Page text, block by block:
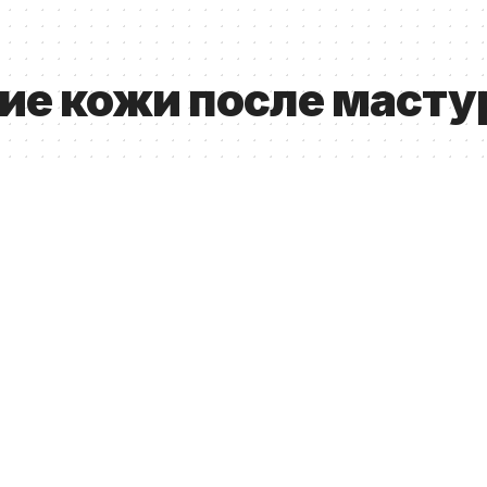
кожи после